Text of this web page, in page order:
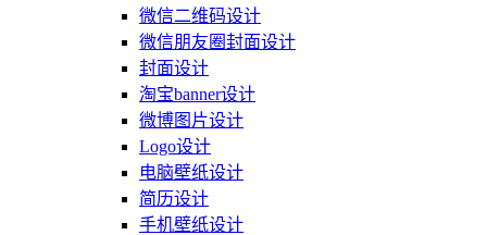
微信二维码设计
微信朋友圈封面设计
封面设计
淘宝banner设计
微博图片设计
Logo设计
电脑壁纸设计
简历设计
手机壁纸设计